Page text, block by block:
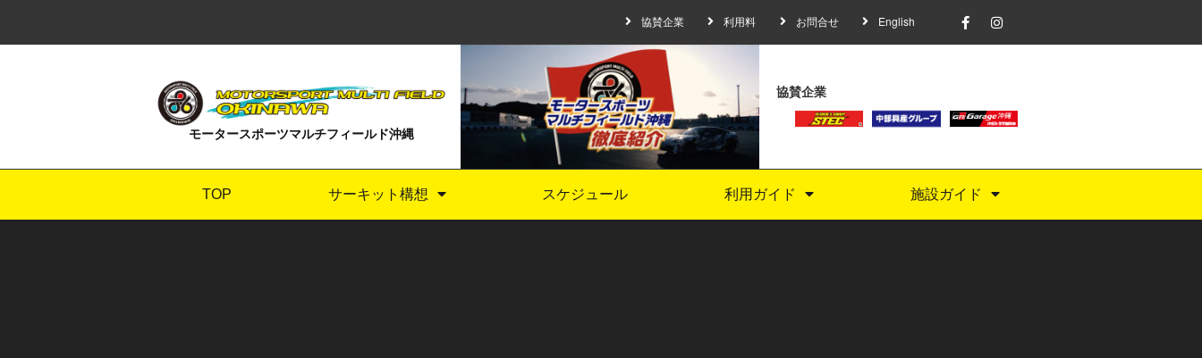
協賛企業 利用料 お問合せ English
モータースポーツマルチフィールド沖縄
協賛企業
TOP サーキット構想 スケジュール 利用ガイド 施設ガイド